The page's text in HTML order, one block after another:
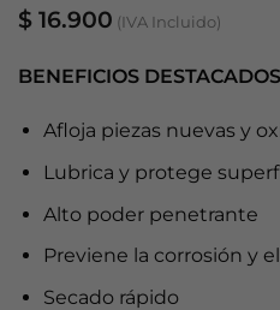
$ 16.900 (IVA Incluido)
BENEFICIOS
Afloja piezas nuevas y
Lubrica y protege
Alto poder penetrante
Previene la corrosión y
Secado rápido